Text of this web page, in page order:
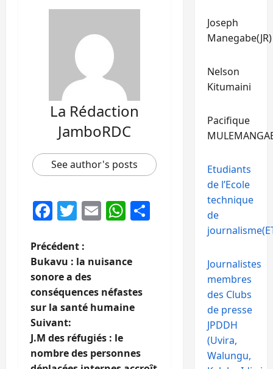
La Rédaction
JamboRDC
See author's posts
Facebook
Twitter
EmailWhatsApp
Partager
N
a
v
i
g
Précédent :
Bukavu : la nuisance
sonore a des
conséquences néfastes
sur la santé humaine
Suivant:
J.M des réfugiés : le
nombre des personnes
Joseph
Manegabe(JR)
Nelson
Kitumaini
Pacifique
Etudiants
de l’Ecole
technique
de
Journalistes
membres
des Clubs
de presse
JPDDH
(Uvira,
Walungu,